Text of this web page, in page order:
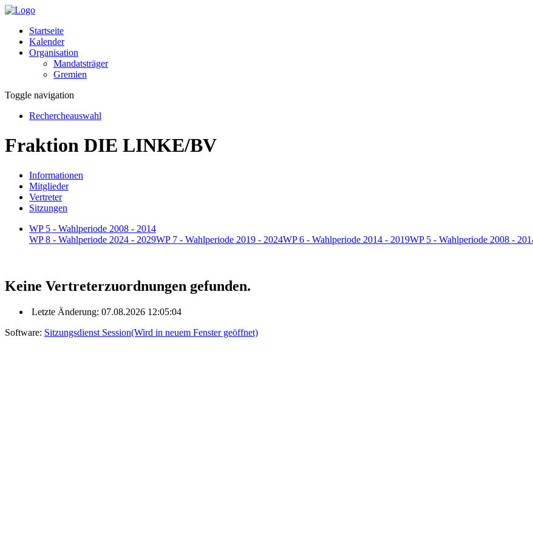
Startseite
Kalender
Organisation
Mandatsträger
Gremien
Toggle navigation
Rechercheauswahl
Fraktion DIE LINKE/BV
Informationen
Mitglieder
Vertreter
Sitzungen
WP 5 - Wahlperiode 2008 - 2014
WP 8 - Wahlperiode 2024 - 2029WP 7 - Wahlperiode 2019 - 2024WP 6 - Wahlperiode 2014 - 2019WP 5 - Wahlperiode 2008 -
Keine Vertreterzuordnungen gefunden.
Letzte Änderung: 07.08.2026 12:05:04
Software: Sitzungsdienst Session(Wird in neuem Fenster geöffnet)